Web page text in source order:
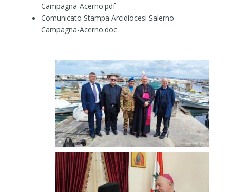
Campagna-Acerno.pdf
Comunicato Stampa Arcidiocesi Salerno-
Campagna-Acerno.doc